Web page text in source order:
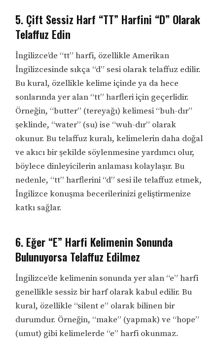
5. Çift Sessiz Harf “TT” Harfini “D” Olarak
Telaffuz Edin
İngilizce’de “tt” harfi, özellikle Amerikan
İngilizcesinde sıkça “d” sesi olarak telaffuz edilir.
Bu kural, özellikle kelime içinde ya da hece
sonlarında yer alan “tt” harfleri için geçerlidir.
Örneğin, “butter” (tereyağı) kelimesi “buh-dır”
şeklinde, “water” (su) ise “wuh-dır” olarak
okunur. Bu telaffuz kuralı, kelimelerin daha doğal
ve akıcı bir şekilde söylenmesine yardımcı olur,
böylece dinleyicilerin anlaması kolaylaşır. Bu
nedenle, “tt” harflerini “d” sesi ile telaffuz etmek,
İngilizce konuşma becerilerinizi geliştirmenize
katkı sağlar.
6. Eğer “E” Harfi Kelimenin Sonunda
Bulunuyorsa Telaffuz Edilmez
İngilizce’de kelimenin sonunda yer alan “e” harfi
genellikle sessiz bir harf olarak kabul edilir. Bu
kural, özellikle “silent e” olarak bilinen bir
durumdur. Örneğin, “make” (yapmak) ve “hope”
(umut) gibi kelimelerde “e” harfi okunmaz.